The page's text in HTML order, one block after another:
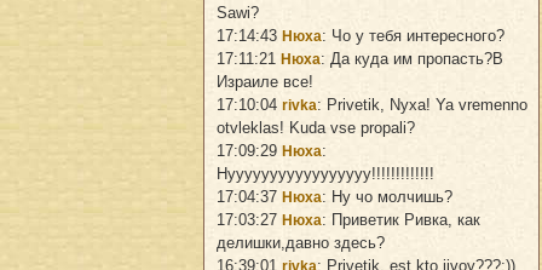
Sawi?
17:14:43 Нюха: Чо у тебя интересного?
17:11:21 Нюха: Да куда им пропасть?В
Израиле все!
17:10:04 rivka: Privetik, Nyxa! Ya vremenno
otvleklas! Kuda vse propali?
17:09:29 Нюха:
Нууууууууууууууууу!!!!!!!!!!!!!
17:04:37 Нюха: Ну чо молчишь?
17:03:27 Нюха: Приветик Ривка, как
делишки,давно здесь?
16:39:01 rivka: Privetik, est kto jivoy???:))